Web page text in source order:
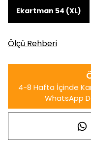
Ekartman 54 (XL)
Ölçü Rehberi